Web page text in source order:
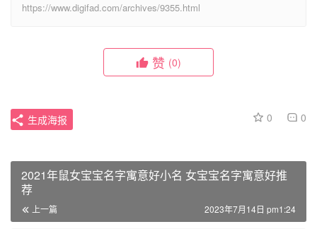
https://www.digifad.com/archives/9355.html
赞 (0)
0 0
生成海报
2021年鼠女宝宝名字寓意好小名 女宝宝名字寓意好推
荐
上一篇 2023年7月14日 pm1:24